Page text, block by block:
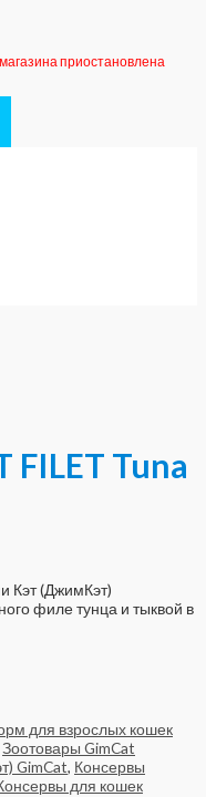
приостановлена
FILET Tuna
Кэт (ДжимКэт)
филе тунца и тыквой в
для взрослых кошек
Зоотовары GimCat
GimCat, Консервы
для кошек